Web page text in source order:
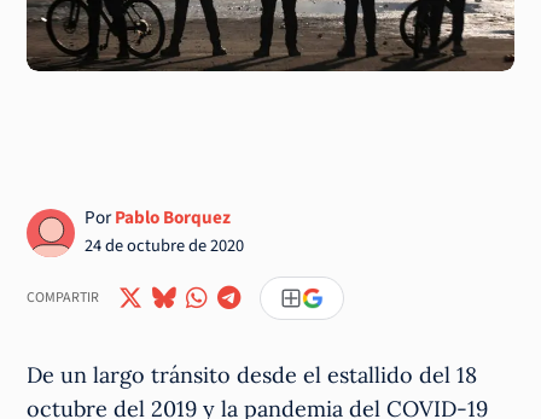
PorPablo Borquez
24 de octubre de 2020
COMPARTIR
De un largo tránsito desde el estallido del 18
octubre del 2019 y la pandemia del COVID-19